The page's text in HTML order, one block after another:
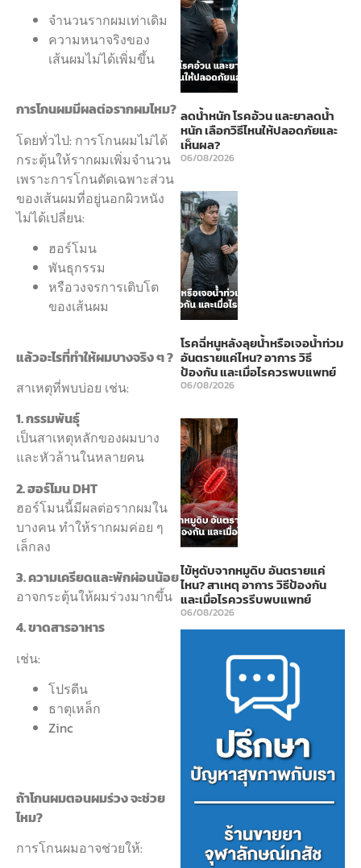
จำนวนรากผมเท่าเดิม
ความหนาจริงของ
เส้นผมไม่ได้เพิ่มขึ้น
การโกนผมมีผลต่อรากผมไหม?
โดยทั่วไป: การโกนผมไม่ได้
กระตุ้นให้รากผมเพิ่มจำนวน
เพราะการโกนตัดเฉพาะส่วน
ของเส้นผมที่อยู่นอกผิวหนัง
ไม่ได้เปลี่ยน:
ฮอร์โมน
พันธุกรรม
หรือวงจรการเติบโต
ของเส้นผม
แล้วอะไรที่ทำให้ผมบางจริง ๆ ?
สาเหตุที่พบบ่อย เช่น:
1. กรรมพันธุ์
เป็นสาเหตุหลักของผมบาง
และหัวล้านในหลายคน
2. ฮอร์โมน DHT
ฮอร์โมนนี้มีผลต่อรากผมใน
บางคน ทำให้รากผมค่อย ๆ
เล็กลง
3. ความเครียดและพักผ่อนน้อย
อาจกระตุ้นให้ผมร่วงมากขึ้น
4.ขาดสารอาหาร
เช่น:
โปรตีน
ธาตุเหล็ก
Zinc
ถ้าโกนผมตอนผมร่วง จะช่วย
ไหม?
การโกนผมอาจช่วยให้:
ลดน้ำหนัก โรคอ้วน และยาลดน้ำ
หนัก เลือกวิธีไหนให้ปลอดภัยและ
เห็นผล?
06/08/2026
โรคฉี่หนูหลังลุยน้ำหรือเจอน้ำท่วม
อันตรายแค่ไหน? อาการ วิธี
ป้องกัน และเมื่อไรควรพบแพทย์
06/08/2026
ไข้หูดับจากหมูดิบ อันตรายแค่
ไหน? สาเหตุ อาการ วิธีป้องกัน
และเมื่อไรควรรีบพบแพทย์
06/08/2026